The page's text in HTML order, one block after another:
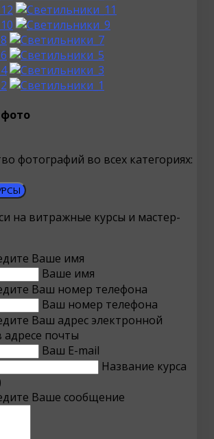
фотографий во всех категориях:
на витражные курсы и мастер-
Ваше имя
Ваше имя
Ваш номер телефона
Ваш номер телефона
Ваш адрес электронной
почты
Ваш E-mail
Название курса
Ваше сообщение